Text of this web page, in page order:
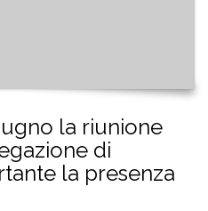
la riunione
di
la presenza